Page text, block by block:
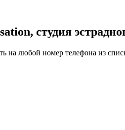
студия
на любой номер телефона из